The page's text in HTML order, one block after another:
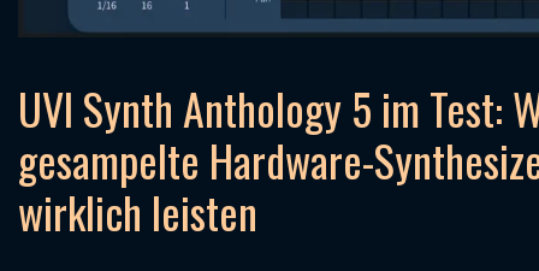
UVI Synth Anthology 5 im Test:
gesampelte Hardware-
wirklich leisten